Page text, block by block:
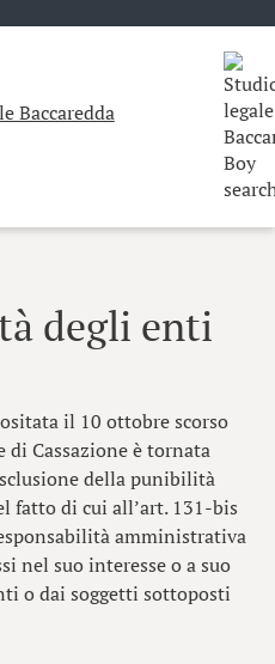
degli enti
il 10 ottobre scorso
di Cassazione è tornata
della punibilità
fatto di cui all’art. 131-bis
amministrativa
nel suo interesse o a suo
o dai soggetti sottoposti